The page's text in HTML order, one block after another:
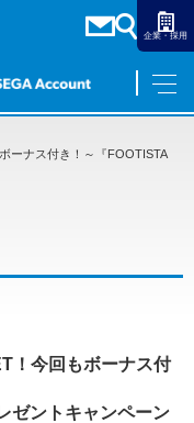
企業・採用
オンライン
ーナス付き！～『FOOTISTA
！今回もボーナス付
ゼントキャンペーン